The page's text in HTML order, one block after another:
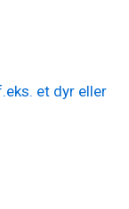
et dyr eller